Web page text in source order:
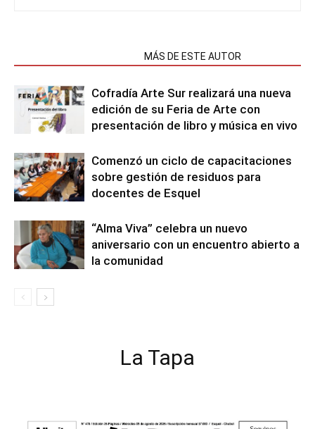
MÁS DE ESTE AUTOR
Cofradía Arte Sur realizará una nueva
edición de su Feria de Arte con
presentación de libro y música en vivo
Comenzó un ciclo de capacitaciones
sobre gestión de residuos para
docentes de Esquel
“Alma Viva” celebra un nuevo
aniversario con un encuentro abierto a
la comunidad
La Tapa